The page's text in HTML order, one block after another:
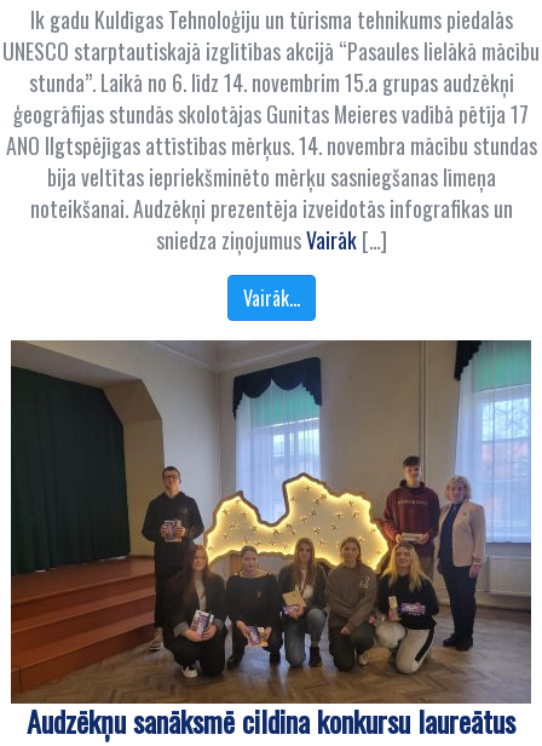
Ik gadu Kuldīgas Tehnoloģiju un tūrisma tehnikums piedalās
UNESCO starptautiskajā izglītības akcijā “Pasaules lielākā mācību
stunda”. Laikā no 6. līdz 14. novembrim 15.a grupas audzēkņi
ģeogrāfijas stundās skolotājas Gunitas Meieres vadībā pētīja 17
ANO Ilgtspējīgas attīstības mērķus. 14. novembra mācību stundas
bija veltītas iepriekšminēto mērķu sasniegšanas līmeņa
noteikšanai. Audzēkņi prezentēja izveidotās infografikas un
sniedza ziņojumusVairāk[…]
Vairāk…
Audzēkņu sanāksmē cildina konkursu laureātus